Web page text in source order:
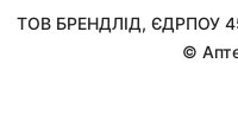
ТОВ БРЕНДЛІД, ЄДРПОУ
©